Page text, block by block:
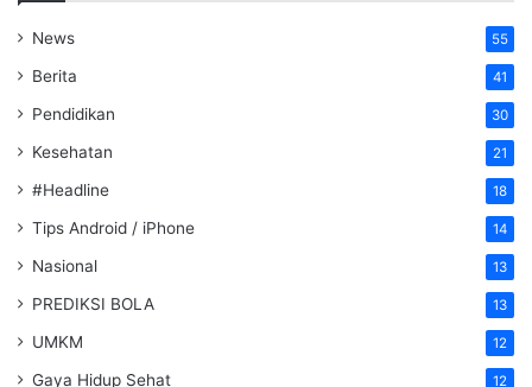
News 55
Berita 41
Pendidikan 30
Kesehatan 21
#Headline 18
Tips Android / iPhone 14
Nasional 13
PREDIKSI BOLA 13
UMKM 12
Gaya Hidup Sehat 12